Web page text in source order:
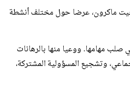
ماكرون، عرضا حول مختلف أنشطة
مهامها. ووعيا منها بالرهانات
وتشجيع المسؤولية المشتركة،